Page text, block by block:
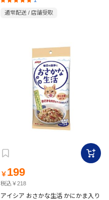
通常配送 / 店舗受取
￥ 199
税込￥218
アイシア おさかな生活 かにかま入り